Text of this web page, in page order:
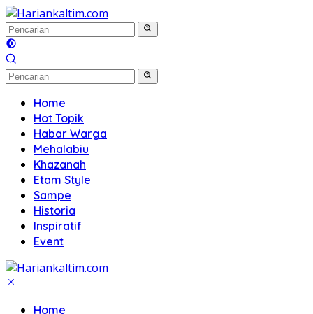
Langsung
ke
konten
Home
Hot Topik
Habar Warga
Mehalabiu
Khazanah
Etam Style
Sampe
Historia
Inspiratif
Event
Home